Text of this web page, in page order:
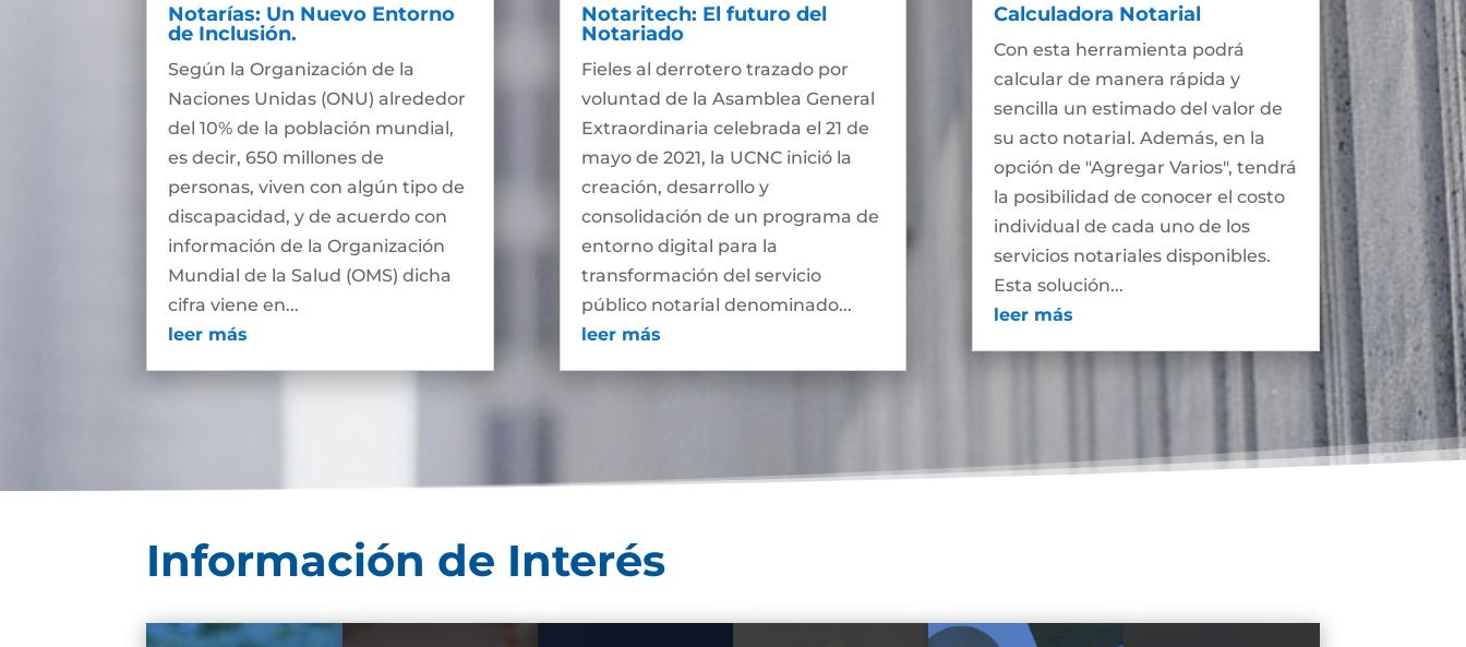
Notarías: Un Nuevo Entorno
de Inclusión.
Según la Organización de la
Naciones Unidas (ONU) alrededor
del 10% de la población mundial,
es decir, 650 millones de
personas, viven con algún tipo de
discapacidad, y de acuerdo con
información de la Organización
Mundial de la Salud (OMS) dicha
cifra viene en...
leer más
Notaritech: El futuro del
Notariado
Fieles al derrotero trazado por
voluntad de la Asamblea General
Extraordinaria celebrada el 21 de
mayo de 2021, la UCNC inició la
creación, desarrollo y
consolidación de un programa de
entorno digital para la
transformación del servicio
público notarial denominado...
leer más
Calculadora Notarial
Con esta herramienta podrá
calcular de manera rápida y
sencilla un estimado del valor de
su acto notarial. Además, en la
opción de "Agregar Varios", tendrá
la posibilidad de conocer el costo
individual de cada uno de los
servicios notariales disponibles.
Esta solución...
leer más
Información de Interés